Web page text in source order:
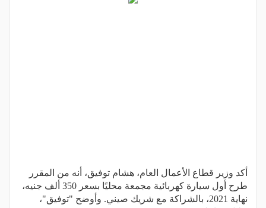
أكد وزير قطاع الأعمال العام، هشام توفيق، أنه من المقرر
طرح أول سيارة كهربائية مجمعة محليًا بسعر 350 ألف جنيه،
نهاية 2021، بالشراكة مع شريك صيني. وأوضح "توفيق"،